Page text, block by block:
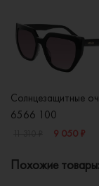
Солнцезащитные
6566 100
9 050 ₽
Похожие товары: